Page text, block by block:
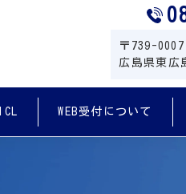
〒739-0007
広島県東広
ICL WEB受付について